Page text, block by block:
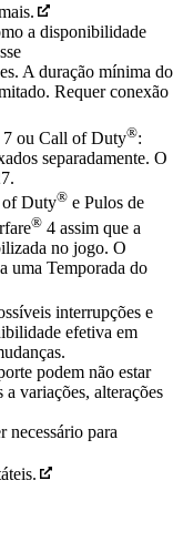
a disponibilidade
A duração mínima do
Requer conexão
7 ou Call of Duty®:
separadamente. O
of Duty® e Pulos de
® 4 assim que a
no jogo. O
uma Temporada do
interrupções e
efetiva em
podem não estar
a variações, alterações
necessário para